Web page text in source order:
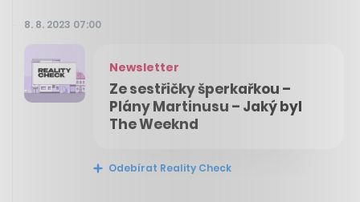
8. 8. 2023 07:00
Newsletter
Ze sestřičky šperkařkou –
Plány Martinusu – Jaký byl
The Weeknd
Odebírat Reality Check